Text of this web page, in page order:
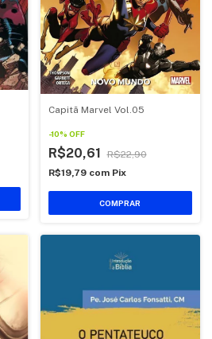
Capitã Marvel Vol.05
-10% OFF
R$20,61
R$22,90
R$19,79 com Pix
COMPRAR